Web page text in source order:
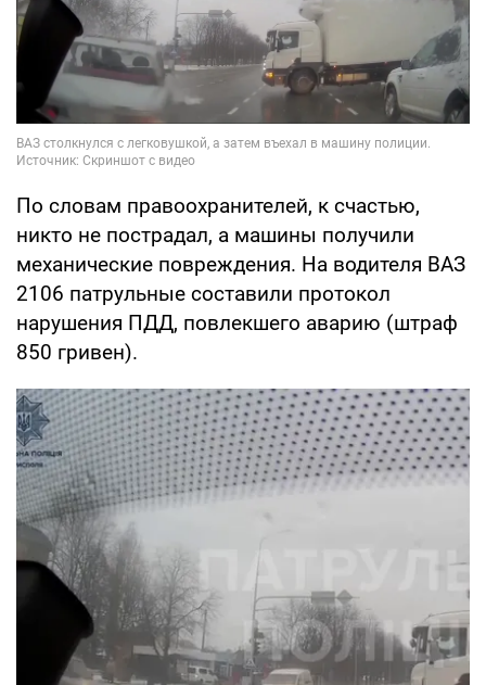
По словам правоохранителей, к счастью,
никто не пострадал, а машины получили
механические повреждения. На водителя ВАЗ
2106 патрульные составили протокол
нарушения ПДД, повлекшего аварию (штраф
850 гривен).